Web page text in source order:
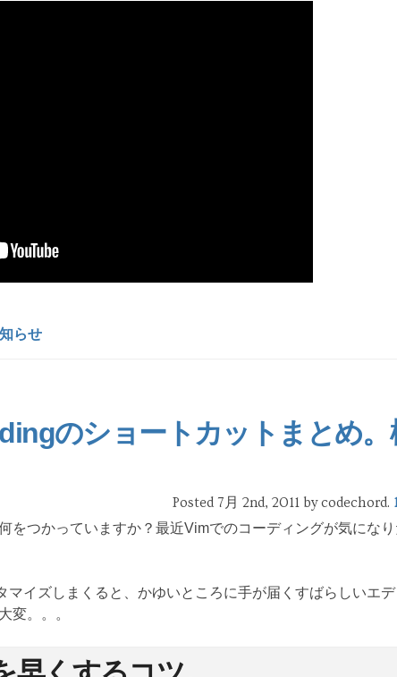
らせ
のショートカットまとめ。
Posted 7月 2nd, 2011 by codechord.
をつかっていますか？最近Vimでのコーディングが気になり
マイズしまくると、かゆいところに手が届くすばらしいエ
変。。。